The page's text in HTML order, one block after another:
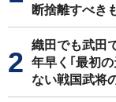
断捨離すべき
織田でも武田
年早く｢最初
ない戦国武将